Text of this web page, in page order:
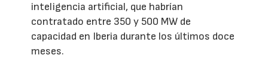
inteligencia artificial, que habrían
contratado entre 350 y 500 MW de
capacidad en Iberia durante los últimos doce
meses.